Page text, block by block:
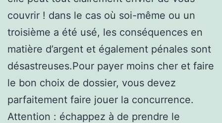
couvrir ! dans le cas où soi-même ou un
troisième a été usé, les conséquences en
matière d’argent et également pénales sont
désastreuses.Pour payer moins cher et faire
le bon choix de dossier, vous devez
parfaitement faire jouer la concurrence.
Attention : échappez à de prendre le